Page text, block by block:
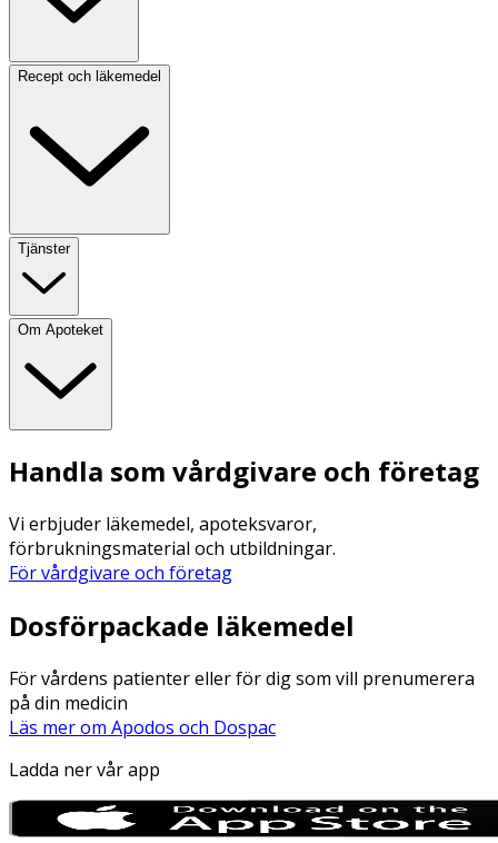
Recept och läkemedel
Tjänster
Om Apoteket
Handla som vårdgivare och företag
Vi erbjuder läkemedel, apoteksvaror,
förbrukningsmaterial och utbildningar.
För vårdgivare och företag
Dosförpackade läkemedel
För vårdens patienter eller för dig som vill prenumerera
på din medicin
Läs mer om Apodos och Dospac
Ladda ner vår app